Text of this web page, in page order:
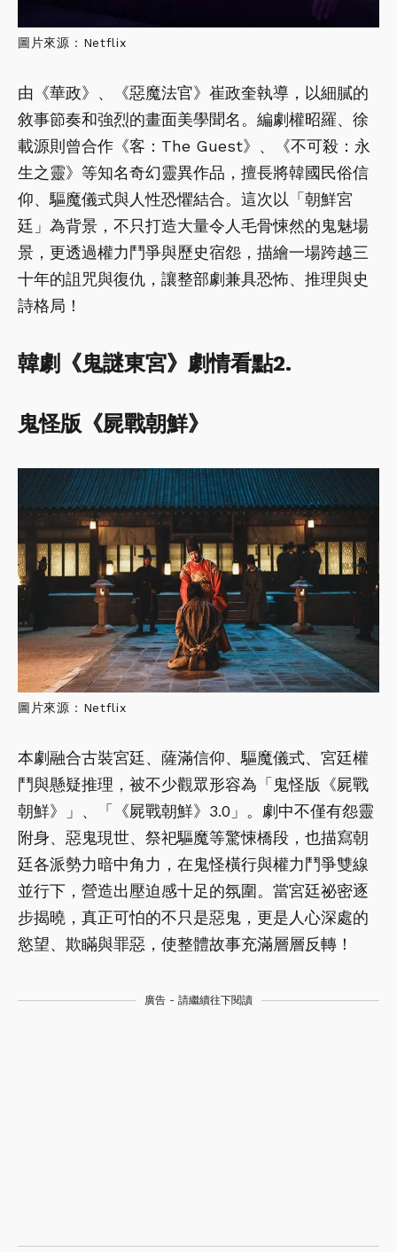
圖片來源：Netflix
由《華政》、《惡魔法官》崔政奎執導，以細膩的
敘事節奏和強烈的畫面美學聞名。編劇權昭羅、徐
載源則曾合作《客：The Guest》、《不可殺：永
生之靈》等知名奇幻靈異作品，擅長將韓國民俗信
仰、驅魔儀式與人性恐懼結合。這次以「朝鮮宮
廷」為背景，不只打造大量令人毛骨悚然的鬼魅場
景，更透過權力鬥爭與歷史宿怨，描繪一場跨越三
十年的詛咒與復仇，讓整部劇兼具恐怖、推理與史
詩格局！
韓劇《鬼謎東宮》劇情看點2.
鬼怪版《屍戰朝鮮》
圖片來源：Netflix
本劇融合古裝宮廷、薩滿信仰、驅魔儀式、宮廷權
鬥與懸疑推理，被不少觀眾形容為「鬼怪版《屍戰
朝鮮》」、「《屍戰朝鮮》3.0」。劇中不僅有怨靈
附身、惡鬼現世、祭祀驅魔等驚悚橋段，也描寫朝
廷各派勢力暗中角力，在鬼怪橫行與權力鬥爭雙線
並行下，營造出壓迫感十足的氛圍。當宮廷祕密逐
步揭曉，真正可怕的不只是惡鬼，更是人心深處的
慾望、欺瞞與罪惡，使整體故事充滿層層反轉！
廣告 - 請繼續往下閱讀